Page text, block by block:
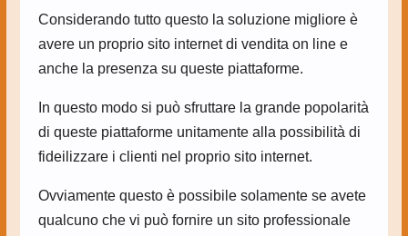
Considerando tutto questo la soluzione migliore è
avere un proprio sito internet di vendita on line e
anche la presenza su queste piattaforme.
In questo modo si può sfruttare la grande popolarità
di queste piattaforme unitamente alla possibilità di
fideilizzare i clienti nel proprio sito internet.
Ovviamente questo è possibile solamente se avete
qualcuno che vi può fornire un sito professionale